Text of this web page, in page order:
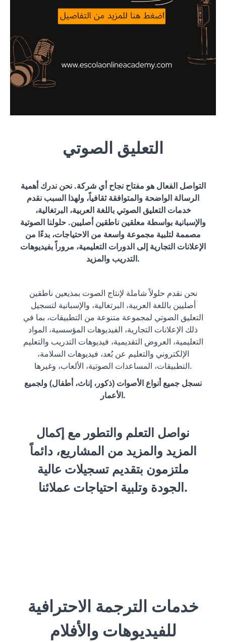
التعليق الصوتي
التواصل الفعال هو مفتاح نجاح أي شركة. نحن ندرك أهمية
الرسالة الواضحة والمتوافقة ثقافياً، ولهذا السبب نقدم
خدمات التعليق الصوتي باللغة العربية، البرتغالية،
والإسبانية بواسطة معلقين ناطقين أصليين. حلولنا الصوتية
مصممة لتلبية مجموعة واسعة من الاحتياجات، بدءًا من
الإعلانات التجارية إلى الدورات التعليمية، مروراً بفيديوهات
التدريب والمزيد.
نحن نقدم حلولاً شاملة لإنتاج الصوت بمذيعين ناطقين
أصليين باللغة العربية، البرتغالية، والإسبانية لتسجيل
التعليق الصوتي لمجموعة متنوعة من التطبيقات، بما في
ذلك الإعلانات التجارية، الفيديوهات المؤسسية، المواد
التعليمية، العروض التقديمية، فيديوهات التدريب والتعليم
الإلكتروني والتعليم عن بُعد، فيديوهات السلامة،
التطبيقات، المساعدات الصوتية، الألعاب، وغيرها.
نسجل جميع أنواع الأصوات (ذكور، إناث، أطفال) ولجميع
الأعمار.
نواصل التعلم والتطور مع إكمال
المزيد والمزيد من المشاريع، دائماً
ملتزمون بتقديم تسجيلات عالية
الجودة وتلبية احتياجات عملائنا.
خدمات الترجمة الاحترافية
للفيديوهات والأفلام